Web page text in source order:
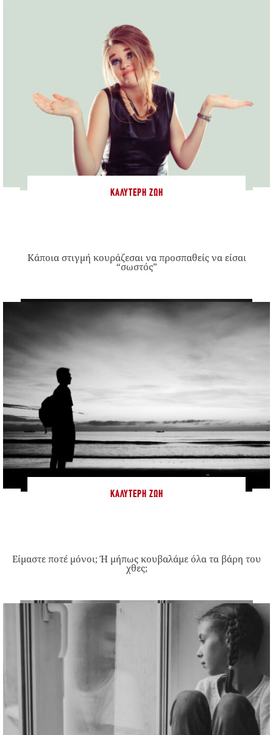
ΚΑΛΎΤΕΡΗ ΖΩΉ
Κάποια στιγμή κουράζεσαι να προσπαθείς να είσαι
“σωστός”
ΚΑΛΎΤΕΡΗ ΖΩΉ
Είμαστε ποτέ μόνοι; Ή μήπως κουβαλάμε όλα τα βάρη του
χθες;